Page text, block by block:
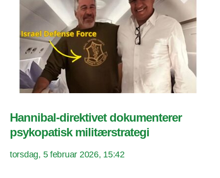
Hannibal-direktivet dokumenterer
psykopatisk militærstrategi
torsdag, 5 februar 2026, 15:42